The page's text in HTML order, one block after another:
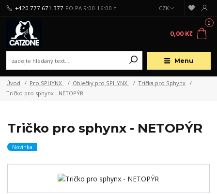
Menu
CZK
+420 777 671 377 PO-PA 9:00-16:00 h
0
0,00 Kč
Úvod Pro SPHYNX Oblečky pro SPHYNX
Trička pro Sphynx
Tričko pro sphynx - NETOPÝR
Tričko pro sphynx - NETOPÝR
Novinka